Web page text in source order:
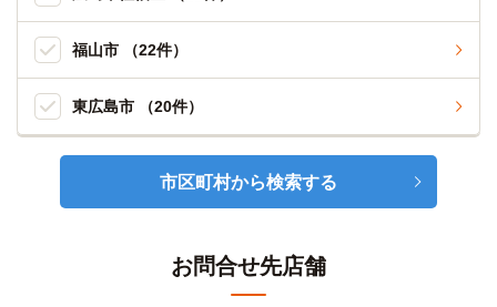
福山市 （22件）
東広島市 （20件）
市区町村から検索する
お問合せ先店舗